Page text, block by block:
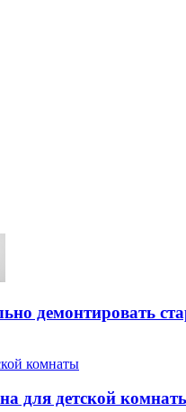
демонтировать
для детской